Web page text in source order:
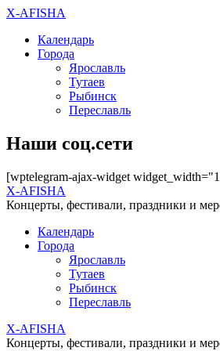
X-AFISHA
Календарь
Города
Ярославль
Тутаев
Рыбинск
Переславль
Наши соц.сети
[wptelegram-ajax-widget
X-AFISHA
Концерты, фестивали, праздники и
Календарь
Города
Ярославль
Тутаев
Рыбинск
Переславль
X-AFISHA
Концерты, фестивали, праздники и